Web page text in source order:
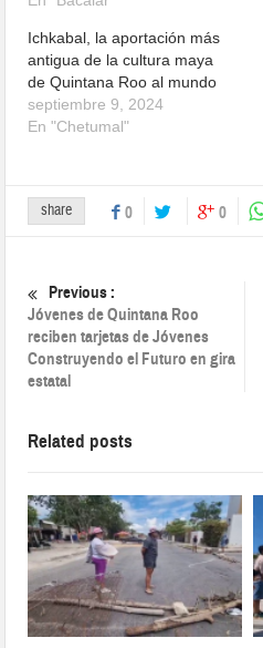
Ichkabal, la aportación más
antigua de la cultura maya
de Quintana Roo al mundo
septiembre 9, 2024
En "Chetumal"
share 0 0
Previous :
Jóvenes de Quintana Roo
reciben tarjetas de Jóvenes
Construyendo el Futuro en gira
estatal
Related posts